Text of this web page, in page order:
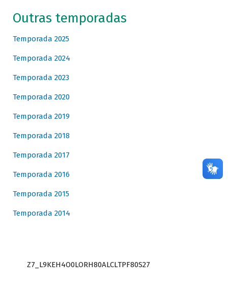
Outras temporadas
Temporada 2025
Temporada 2024
Temporada 2023
Temporada 2020
Temporada 2019
Temporada 2018
Temporada 2017
Temporada 2016
Temporada 2015
Temporada 2014
Z7_L9KEH4O0LORH80ALCLTPF80S27